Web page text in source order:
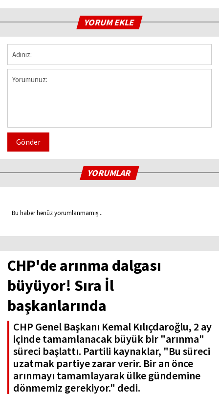
YORUM EKLE
Gönder
YORUMLAR
Bu haber henüz yorumlanmamış...
CHP'de arınma dalgası
büyüyor! Sıra İl
başkanlarında
CHP Genel Başkanı Kemal Kılıçdaroğlu, 2 ay
içinde tamamlanacak büyük bir "arınma"
süreci başlattı. Partili kaynaklar, "Bu süreci
uzatmak partiye zarar verir. Bir an önce
arınmayı tamamlayarak ülke gündemine
dönmemiz gerekiyor." dedi.